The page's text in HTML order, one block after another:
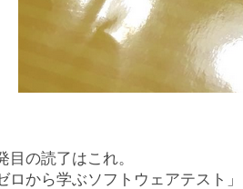
目の読了はこれ。
ロから学ぶソフトウェアテスト」